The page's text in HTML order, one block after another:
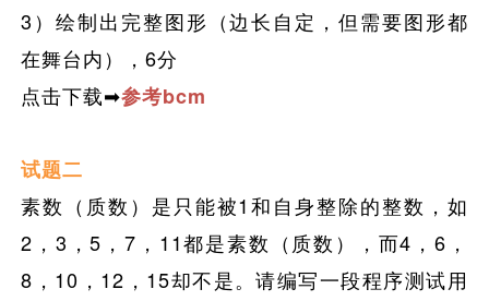
3）绘制出完整图形（边长自定，但需要图形都
在舞台内）
，6分
点击下载➡参考bcm
试题二
素数（质数）是只能被1和自身整除的整数，如
2，3，5，7，11都是素数（质数），而4，6，
8，10，12，15却不是。请编写一段程序测试用